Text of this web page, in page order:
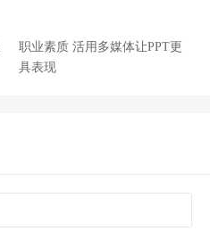
职业素质 活用多媒体让PPT更
具表现